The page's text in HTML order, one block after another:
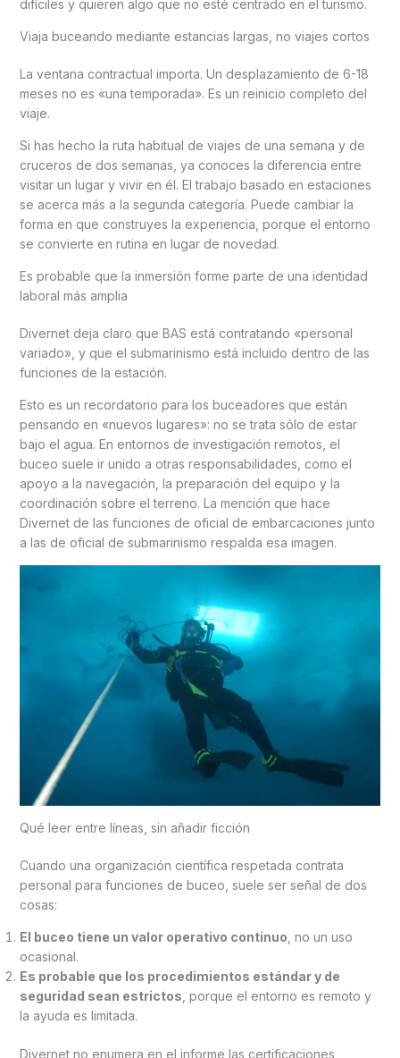
difíciles y quieren algo que no esté centrado en el turismo.
Viaja buceando mediante estancias largas, no viajes cortos
La ventana contractual importa. Un desplazamiento de 6-18
meses no es «una temporada». Es un reinicio completo del
viaje.
Si has hecho la ruta habitual de viajes de una semana y de
cruceros de dos semanas, ya conoces la diferencia entre
visitar un lugar y vivir en él. El trabajo basado en estaciones
se acerca más a la segunda categoría. Puede cambiar la
forma en que construyes la experiencia, porque el entorno
se convierte en rutina en lugar de novedad.
Es probable que la inmersión forme parte de una identidad
laboral más amplia
Divernet deja claro que BAS está contratando «personal
variado», y que el submarinismo está incluido dentro de las
funciones de la estación.
Esto es un recordatorio para los buceadores que están
pensando en «nuevos lugares»: no se trata sólo de estar
bajo el agua. En entornos de investigación remotos, el
buceo suele ir unido a otras responsabilidades, como el
apoyo a la navegación, la preparación del equipo y la
coordinación sobre el terreno. La mención que hace
Divernet de las funciones de oficial de embarcaciones junto
a las de oficial de submarinismo respalda esa imagen.
Qué leer entre líneas, sin añadir ficción
Cuando una organización científica respetada contrata
personal para funciones de buceo, suele ser señal de dos
cosas:
El buceo tiene un valor operativo continuo , no un uso
ocasional.
Es probable que los procedimientos estándar y de
seguridad sean estrictos , porque el entorno es remoto y
la ayuda es limitada.
Divernet no enumera en el informe las certificaciones